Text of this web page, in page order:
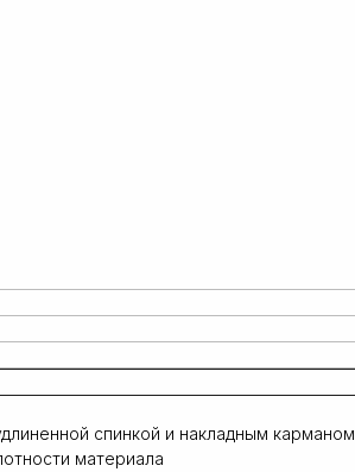
спинкой и накладным карманом
материала